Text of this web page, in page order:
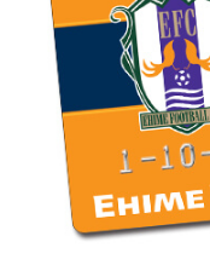
スポンサー
特設ページ